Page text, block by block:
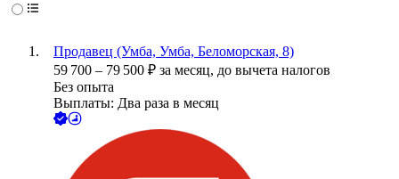
Продавец (Умба, Умба, Беломорская, 8)
59 700 – 79 500 ₽ за месяц, до вычета налогов
Без опыта
Выплаты: Два раза в месяц